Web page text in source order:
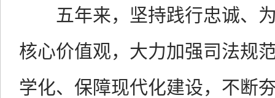
五年来，坚持践行忠诚、
核心价值观，大力加强司法规
学化、保障现代化建设，不断